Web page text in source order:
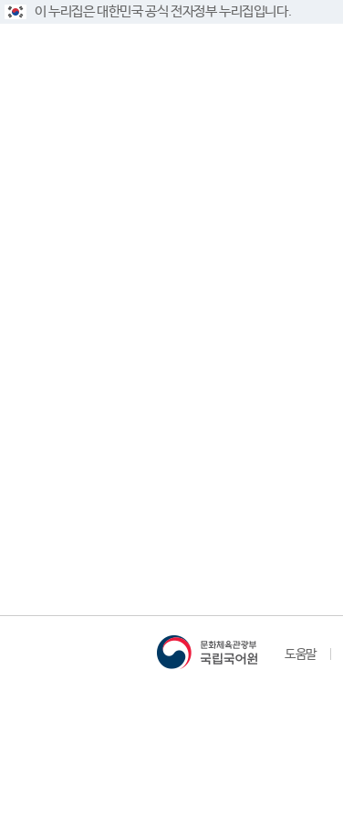
이 누리집은 대한민국 공식 전자정부 누리집입니다.
도움말